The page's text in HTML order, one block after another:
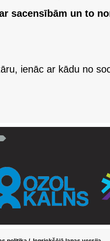
sacensībām un to
ienāc ar kādu no